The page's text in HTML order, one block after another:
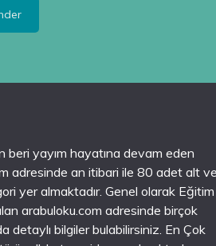
beri yayım hayatına devam eden
adresinde an itibari ile 80 adet alt
yer almaktadır. Genel olarak Eğitim
arabuloku.com adresinde birçok
detaylı bilgiler bulabilirsiniz. En Çok